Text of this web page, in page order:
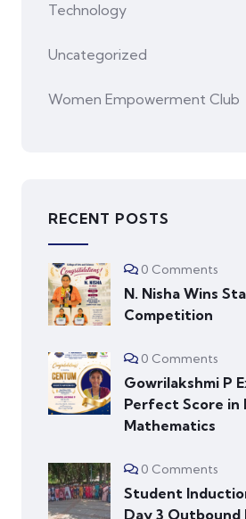
Technology
Uncategorized
Women Empowerment Club
RECENT POSTS
0 Comments
N. Nisha Wins
Competition
0 Comments
Gowrilakshmi P
Perfect Score in
Mathematics
0 Comments
Student
Day 3 Outbound